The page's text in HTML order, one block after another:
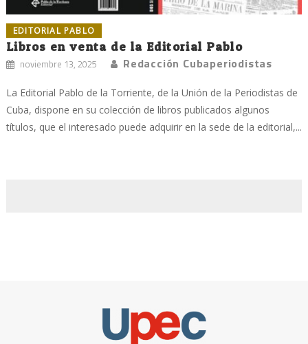
EDITORIAL PABLO
Libros en venta de la Editorial Pablo
noviembre 13, 2025 Redacción Cubaperiodistas
La Editorial Pablo de la Torriente, de la Unión de la Periodistas de
Cuba, dispone en su colección de libros publicados algunos
títulos, que el interesado puede adquirir en la sede de la editorial,...